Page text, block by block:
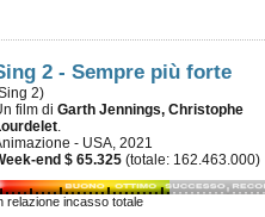
2 - Sempre più forte
2)
film diGarth Jennings, Christophe
.
- USA, 2021
end $ 65.325 (totale: 162.463.000)
relazione incasso totale